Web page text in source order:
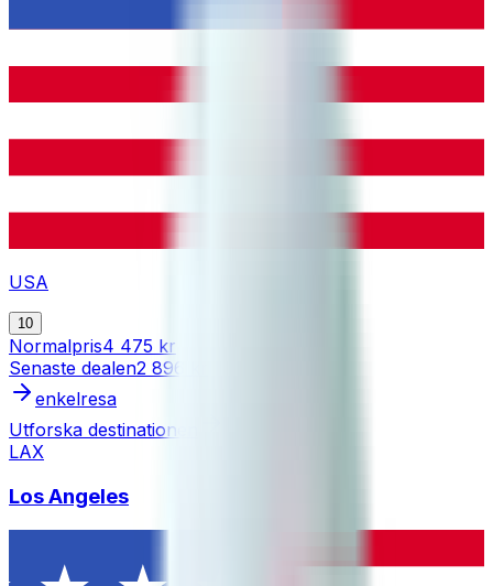
USA
10
Normalpris4 475 kr
Senaste dealen2 896 kr
enkelresa
Utforska destinationen
LAX
Los Angeles